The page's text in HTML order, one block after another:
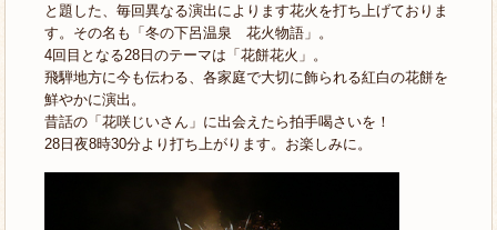
と題した、毎回異なる演出によります花火を打ち上げておりま
す。その名も「冬の下呂温泉 花火物語」。
4回目となる28日のテーマは「花餅花火」。
飛騨地方に今も伝わる、各家庭で大切に飾られる紅白の花餅を
鮮やかに演出。
昔話の「花咲じいさん」に出会えたら拍手喝さいを！
28日夜8時30分より打ち上がります。お楽しみに。